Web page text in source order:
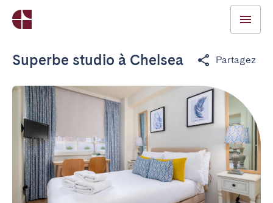
Superbe studio à Chelsea Partagez